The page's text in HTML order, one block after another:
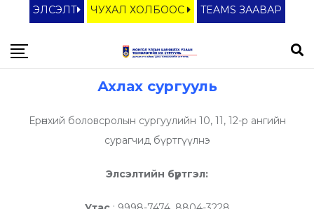
ЭЛСЭЛТ ЧУХАЛ ХОЛБООС TEAMS ЗААВАР
Ахлах сургууль
Ерөнхий боловсролын сургуулийн 10, 11, 12-р ангийн
сурагчид бүртгүүлнэ
Элсэлтийн бүртгэл: